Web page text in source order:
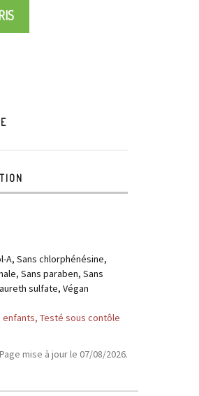
A, Sans chlorphénésine,
Sans paraben, Sans
sulfate, Végan
Testé sous contôle
Page mise à jour le 07/08/2026.